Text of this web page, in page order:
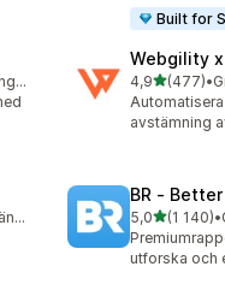
Built for
Gratis testversion tillgänglig
Webgility
4,9av 5(477)
477 •
avstämning
Gratis testversion tillgänglig
BR ‑
5,0av 5(1 140)
1140 •
utforska och